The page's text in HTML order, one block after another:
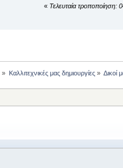
« Τελευταία
» Καλλιτεχνικές μας δημιουργίες» Δικοί